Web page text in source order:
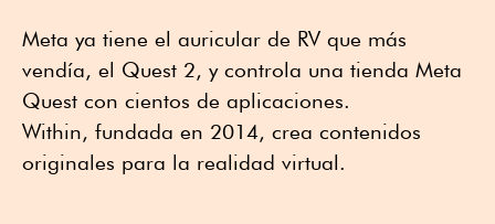
Meta ya tiene el auricular de RV que más
vendía, el Quest 2, y controla una tienda Meta
Quest con cientos de aplicaciones.
Within, fundada en 2014, crea contenidos
originales para la realidad virtual.